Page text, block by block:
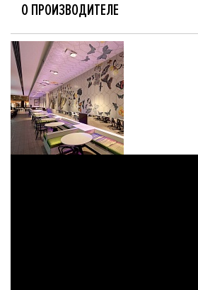
О ПРОИЗВОДИТЕЛЕ